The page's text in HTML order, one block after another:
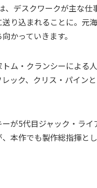
、デスクワークが主な
り込まれることに。元
かっていきます。
ム・クランシーによる
ック、クリス・パイン
が5代目ジャック・ラ
本作でも製作総指揮と